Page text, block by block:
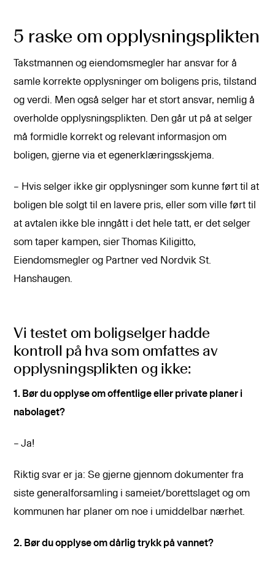
5 raske om opplysningsplikten
Takstmannen og eiendomsmegler har ansvar for å
samle korrekte opplysninger om boligens pris, tilstand
og verdi. Men også selger har et stort ansvar, nemlig å
overholde opplysningsplikten. Den går ut på at selger
må formidle korrekt og relevant informasjon om
boligen, gjerne via et egenerklæringsskjema.
– Hvis selger ikke gir opplysninger som kunne ført til at
boligen ble solgt til en lavere pris, eller som ville ført til
at avtalen ikke ble inngått i det hele tatt, er det selger
som taper kampen, sier Thomas Kiligitto,
Eiendomsmegler og Partner ved Nordvik St.
Hanshaugen.
Vi testet om boligselger hadde
kontroll på hva som omfattes av
opplysningsplikten og ikke:
1. Bør du opplyse om offentlige eller private planer i
nabolaget?
– Ja!
Riktig svar er ja: Se gjerne gjennom dokumenter fra
siste generalforsamling i sameiet/borettslaget og om
kommunen har planer om noe i umiddelbar nærhet.
2. Bør du opplyse om dårlig trykk på vannet?